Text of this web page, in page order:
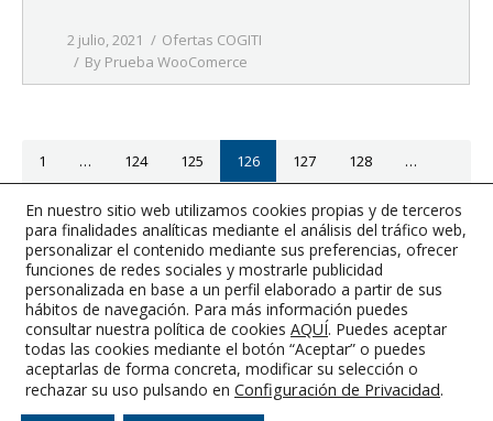
2 julio, 2021
Ofertas COGITI
By Prueba WooComerce
1 … 124 125 126 127 128 …
363
Página anterior Página siguiente
Colegio Oficial de Graduados e Ingenieros Técnicos Industriales de
Albacete
En nuestro sitio web utilizamos cookies propias y de terceros
para finalidades analíticas mediante el análisis del tráfico web,
personalizar el contenido mediante sus preferencias, ofrecer
funciones de redes sociales y mostrarle publicidad
personalizada en base a un perfil elaborado a partir de sus
hábitos de navegación. Para más información puedes
consultar nuestra política de cookies AQUÍ. Puedes aceptar
todas las cookies mediante el botón “Aceptar” o puedes
aceptarlas de forma concreta, modificar su selección o
rechazar su uso pulsando en Configuración de Privacidad.